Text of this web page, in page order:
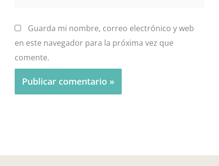
Guarda mi nombre, correo electrónico y web
en este navegador para la próxima vez que
comente.